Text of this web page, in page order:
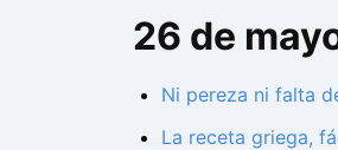
26 de
Ni pereza ni falta
La receta griega,